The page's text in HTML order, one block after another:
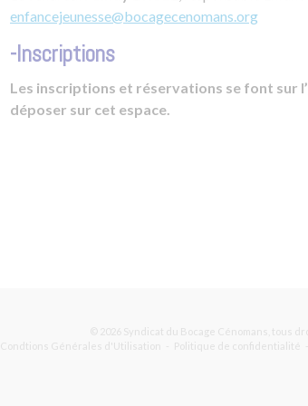
enfancejeunesse@bocagecenomans.org
-Inscriptions
Les inscriptions et réservations se font sur l’
déposer sur cet espace.
© 2026 Syndicat du Bocage Cénomans, tous
Condtions Générales d'Utilisation Politique de confidentialité